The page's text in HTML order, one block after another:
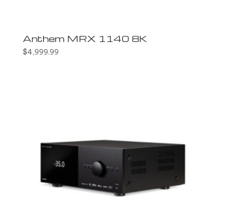
Anthem MRX 1140 8K
$4,999.99